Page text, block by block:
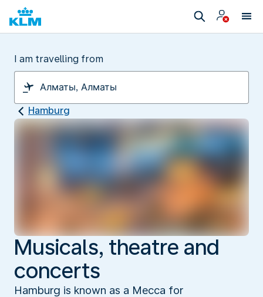
I am travelling from
Hamburg
Musicals, theatre and
concerts
Hamburg is known as a Mecca for